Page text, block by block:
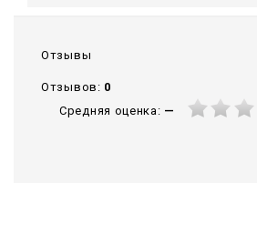
Отзывы
Отзывов: 0
Средняя оценка: —